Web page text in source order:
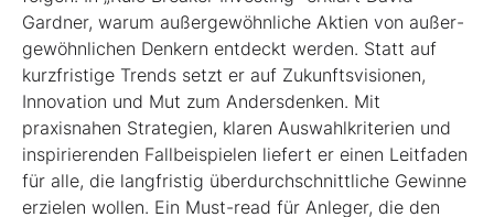
Gardner, warum außergewöhnliche Aktien von außer­
gewöhnlichen Denkern entdeckt werden. Statt auf
kurzfristige Trends setzt er auf Zukunftsvisionen,
Innovation und Mut zum Andersdenken. Mit
praxisnahen Strategien, klaren Auswahlkriterien und
inspirierenden Fallbeispielen liefert er einen Leit­faden
für alle, die langfristig überdurchschnittliche Gewinne
erzielen wollen. Ein Must-read für Anleger, die den